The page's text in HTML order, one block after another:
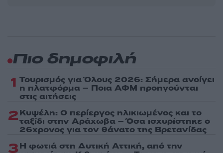
Πιο δημοφιλή
1 Τουρισμός για Όλους 2026: Σήμερα ανοίγει
η πλατφόρμα – Ποια ΑΦΜ προηγούνται
στις αιτήσεις
2Κυψέλη: Ο περίεργος ηλικιωμένος και το
ταξίδι στην Αράχωβα – Όσα ισχυρίστηκε ο
26χρονος για τον θάνατο της Βρετανίδας
3Η φωτιά στη Δυτική Αττική, από την